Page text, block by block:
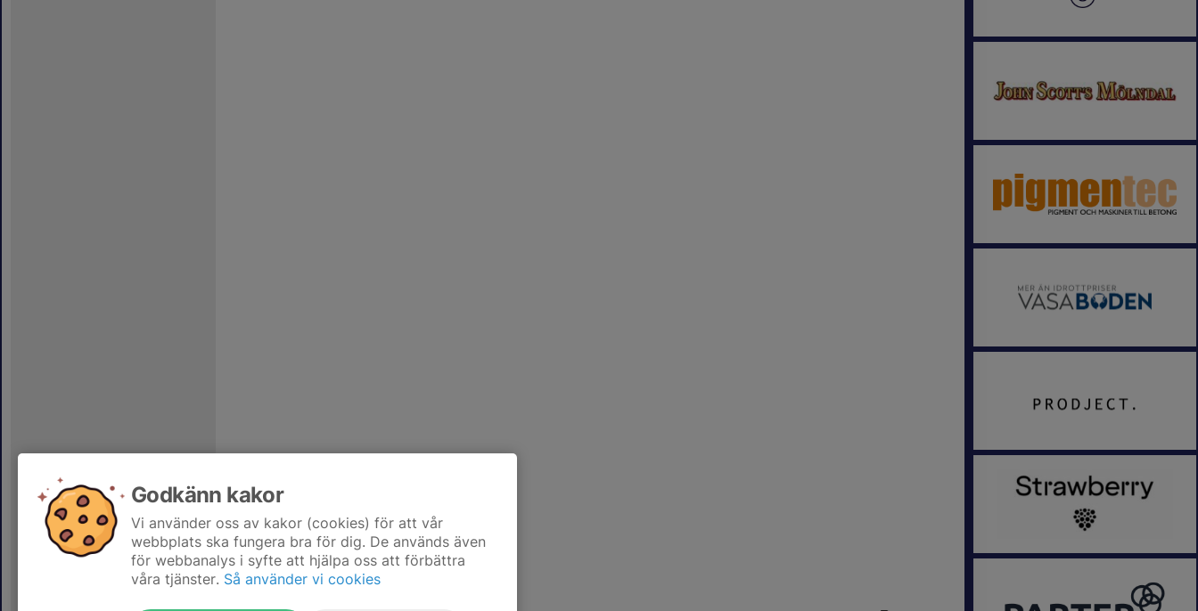
Godkänn kakor
Vi använder oss av kakor (cookies) för att vår
webbplats ska fungera bra för dig. De används även
för webbanalys i syfte att hjälpa oss att förbättra
våra tjänster. Så använder vi cookies